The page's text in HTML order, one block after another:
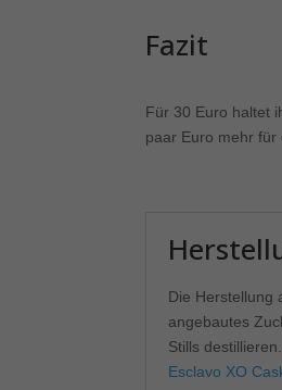
Fazit
Für 30 Euro haltet
paar Euro mehr für
Die Herstellung
angebautes
Stills
Esclavo XO